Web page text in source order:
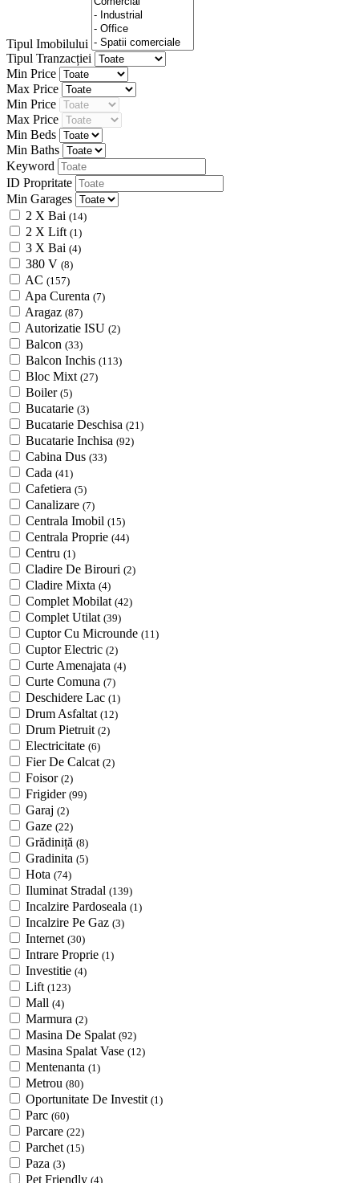
Tipul Imobilului
Tipul Tranzacției
Min Price
Max Price
Min Price
Max Price
Min Beds
Min Baths
Keyword
ID Propritate
Min Garages
2 X Bai (14)
2 X Lift (1)
3 X Bai (4)
380 V (8)
AC (157)
Apa Curenta (7)
Aragaz (87)
Autorizatie ISU (2)
Balcon (33)
Balcon Inchis (113)
Bloc Mixt (27)
Boiler (5)
Bucatarie (3)
Bucatarie Deschisa (21)
Bucatarie Inchisa (92)
Cabina Dus (33)
Cada (41)
Cafetiera (5)
Canalizare (7)
Centrala Imobil (15)
Centrala Proprie (44)
Centru (1)
Cladire De Birouri (2)
Cladire Mixta (4)
Complet Mobilat (42)
Complet Utilat (39)
Cuptor Cu Microunde (11)
Cuptor Electric (2)
Curte Amenajata (4)
Curte Comuna (7)
Deschidere Lac (1)
Drum Asfaltat (12)
Drum Pietruit (2)
Electricitate (6)
Fier De Calcat (2)
Foisor (2)
Frigider (99)
Garaj (2)
Gaze (22)
Grădiniță (8)
Gradinita (5)
Hota (74)
Iluminat Stradal (139)
Incalzire Pardoseala (1)
Incalzire Pe Gaz (3)
Internet (30)
Intrare Proprie (1)
Investitie (4)
Lift (123)
Mall (4)
Marmura (2)
Masina De Spalat (92)
Masina Spalat Vase (12)
Mentenanta (1)
Metrou (80)
Oportunitate De Investit (1)
Parc (60)
Parcare (22)
Parchet (15)
Paza (3)
Pet Friendly (4)